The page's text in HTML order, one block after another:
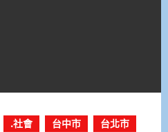
.社會 台中市 台北市